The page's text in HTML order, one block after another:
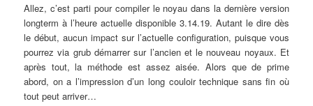
Allez, c’est parti pour compiler le noyau dans la dernière version
longterm à l’heure actuelle disponible 3.14.19. Autant le dire dès
le début, aucun impact sur l’actuelle configuration, puisque vous
pourrez via grub démarrer sur l’ancien et le nouveau noyaux. Et
après tout, la méthode est assez aisée. Alors que de prime
abord, on a l’impression d’un long couloir technique sans fin où
tout peut arriver…